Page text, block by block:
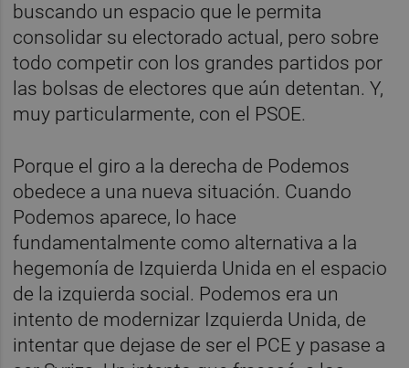
buscando un espacio que le permita
consolidar su electorado actual, pero sobre
todo competir con los grandes partidos por
las bolsas de electores que aún detentan. Y,
muy particularmente, con el PSOE.
Porque el giro a la derecha de Podemos
obedece a una nueva situación. Cuando
Podemos aparece, lo hace
fundamentalmente como alternativa a la
hegemonía de Izquierda Unida en el espacio
de la izquierda social. Podemos era un
intento de modernizar Izquierda Unida, de
intentar que dejase de ser el PCE y pasase a